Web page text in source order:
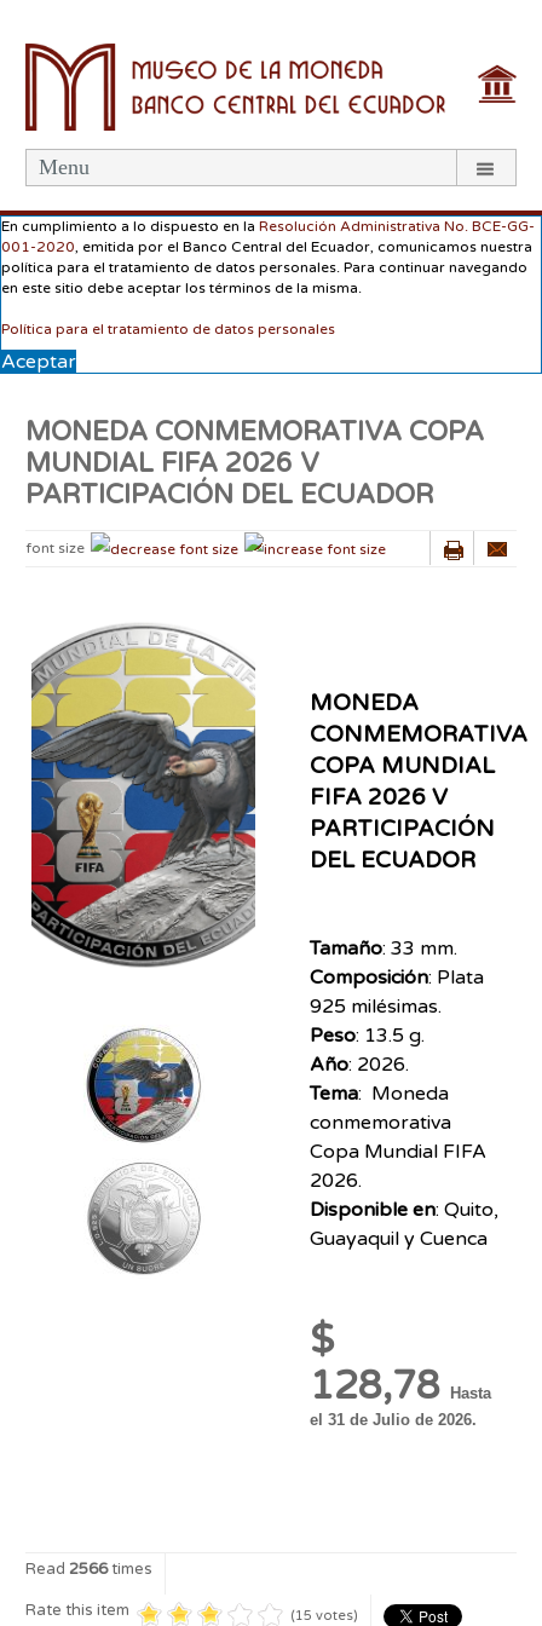
Menu
En cumplimiento a lo dispuesto en la Resolución Administrativa No. BCE-GG-
001-2020 , emitida por el Banco Central del Ecuador, comunicamos nuestra
política para el tratamiento de datos personales. Para continuar navegando
en este sitio debe aceptar los términos de la misma.
Política para el tratamiento de datos personales
Aceptar
MONEDA CONMEMORATIVA COPA
MUNDIAL FIFA 2026 V
PARTICIPACIÓN DEL ECUADOR
font size
MONEDA
CONMEMORATIVA
COPA MUNDIAL
FIFA 2026 V
PARTICIPACIÓN
DEL ECUADOR
Tamaño: 33 mm.
Composición: Plata
925 milésimas.
Peso: 13.5 g.
Año: 2026.
Tema: Moneda
conmemorativa
Copa Mundial FIFA
2026.
Disponible en: Quito,
Guayaquil y Cuenca
$
128,78 Hasta
el 31 de Julio de 2026.
Read 2566times
Rate this item (15 votes)